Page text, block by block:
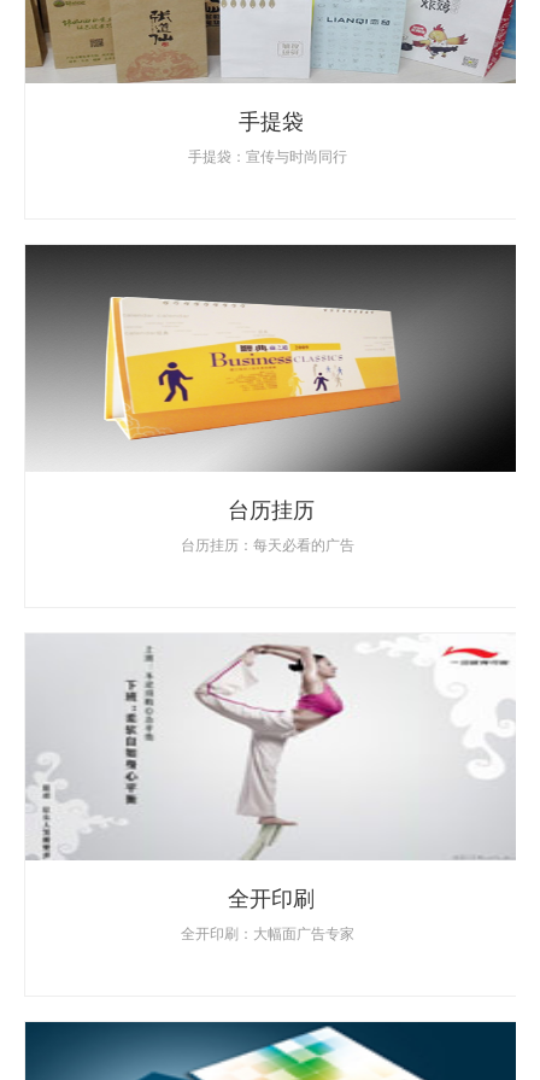
手提袋
手提袋：宣传与时尚同行
台历挂历
台历挂历：每天必看的广告
全开印刷
全开印刷：大幅面广告专家